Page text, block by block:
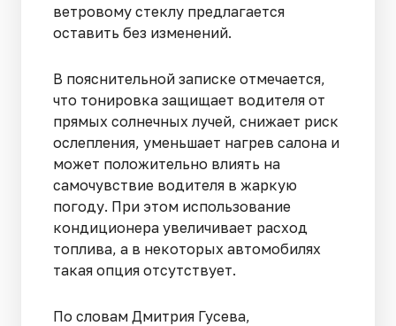
ветровому стеклу предлагается
оставить без изменений.
В пояснительной записке отмечается,
что тонировка защищает водителя от
прямых солнечных лучей, снижает риск
ослепления, уменьшает нагрев салона и
может положительно влиять на
самочувствие водителя в жаркую
погоду. При этом использование
кондиционера увеличивает расход
топлива, а в некоторых автомобилях
такая опция отсутствует.
По словам Дмитрия Гусева,